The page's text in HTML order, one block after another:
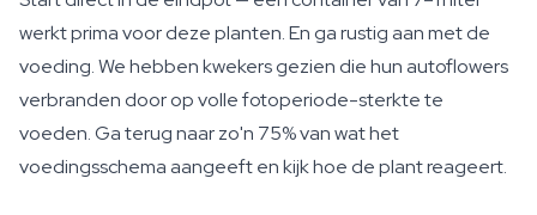
werkt prima voor deze planten. En ga rustig aan met de
voeding. We hebben kwekers gezien die hun autoflowers
verbranden door op volle fotoperiode-sterkte te
voeden. Ga terug naar zo'n 75% van wat het
voedingsschema aangeeft en kijk hoe de plant reageert.